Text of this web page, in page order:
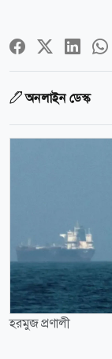
অনলাইন ডেস্ক
হরমুজ প্রণালী